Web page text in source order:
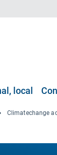
local